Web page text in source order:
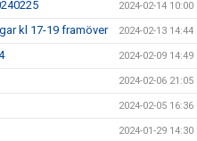
2024-02-14 10:00
kl 17-19 framöver 2024-02-13 14:44
2024-02-09 14:49
2024-02-06 21:05
2024-02-05 16:36
2024-01-29 14:30